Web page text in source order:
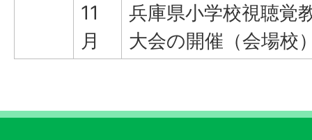
11
月
兵庫県小学校視聴覚
大会の開催（会場校